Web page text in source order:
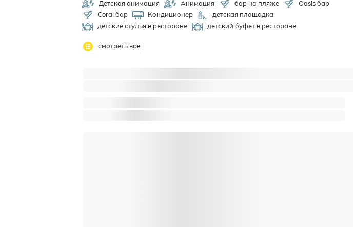
Детская анимация Анимация бар на пляже
Oasis бар
Coral бар
Кондиционер
детская площадка
детские стулья в ресторане
детский буфет в ресторане
смотреть все